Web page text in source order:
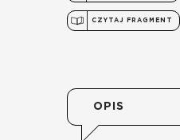
CZYTAJ FRAGMENT
OPIS